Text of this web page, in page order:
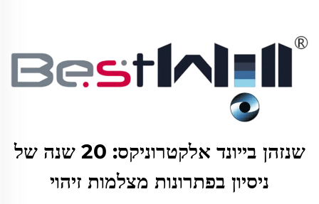
שנזהן בייונד אלקטרוניקס: 20 שנה של
ניסיון בפתרונות מצלמות זיהוי